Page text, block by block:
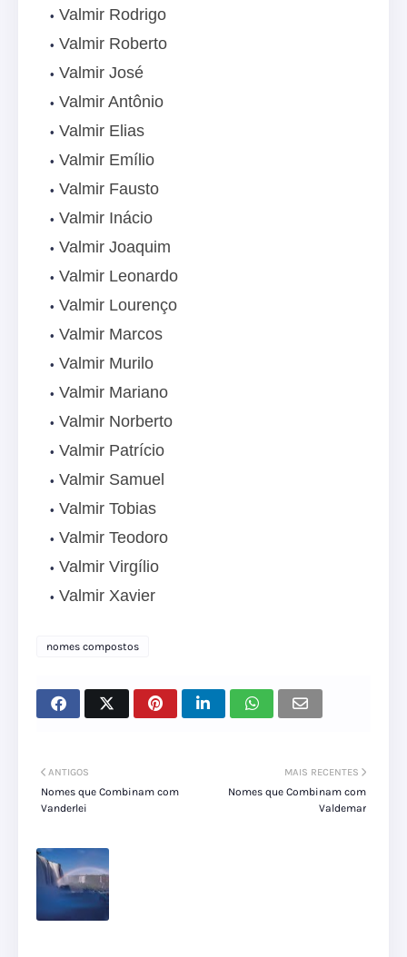
Valmir Rodrigo
Valmir Roberto
Valmir José
Valmir Antônio
Valmir Elias
Valmir Emílio
Valmir Fausto
Valmir Inácio
Valmir Joaquim
Valmir Leonardo
Valmir Lourenço
Valmir Marcos
Valmir Murilo
Valmir Mariano
Valmir Norberto
Valmir Patrício
Valmir Samuel
Valmir Tobias
Valmir Teodoro
Valmir Virgílio
Valmir Xavier
nomes compostos
MAIS RECENTES
Nomes que Combinam com
Valdemar
ANTIGOS
Nomes que Combinam com
Vanderlei